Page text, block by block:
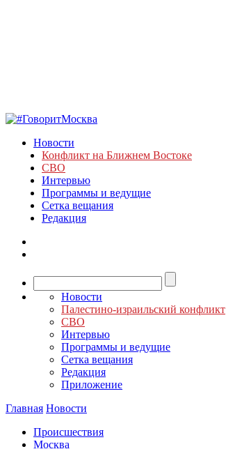
Новости
Конфликт на Ближнем Востоке
СВО
Интервью
Программы и ведущие
Сетка вещания
Редакция
Новости
Палестино-израильский конфликт
СВО
Интервью
Программы и ведущие
Сетка вещания
Редакция
Приложение
Главная Новости
Происшествия
Москва